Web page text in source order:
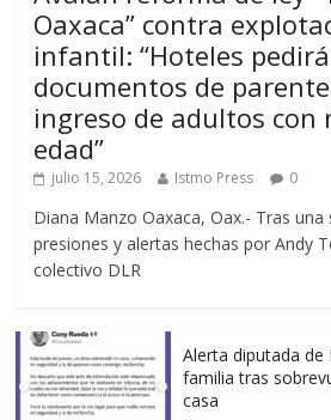
Oaxaca” contra
infantil: “Hoteles
documentos de
ingreso de adultos con
edad”
julio 15, 2026 Istmo Press 0
Diana Manzo Oaxaca, Oax.- Tras una
presiones y alertas hechas por Andy
colectivo DLR
Alerta diputada
familia tras
casa